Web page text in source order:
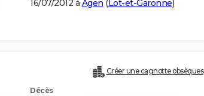
16/07/2012 à Agen (Lot-et-Garonne)
Créer une cagnotte obsèques
Décès